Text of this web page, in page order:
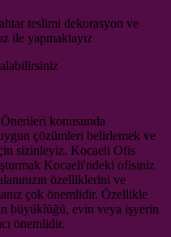
teslimi dekorasyon ve
ile yapmaktayız
konusunda
çözümleri belirlemek ve
sizinleyiz. Kocaeli Ofis
Kocaeli'ndeki ofisiniz
özelliklerini ve
çok önemlidir. Özellikle
büyüklüğü, evin veya işyerin
önemlidir.